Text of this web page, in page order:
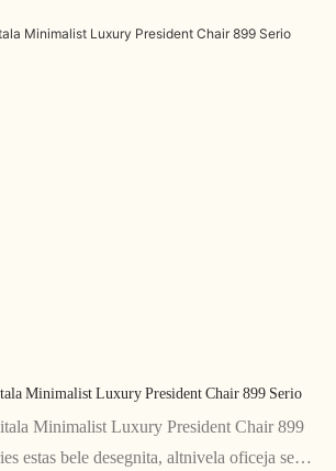
Minimalist Luxury President Chair 899 Serio
Minimalist Luxury President Chair 899
estas bele desegnita, altnivela oficeja seĝo